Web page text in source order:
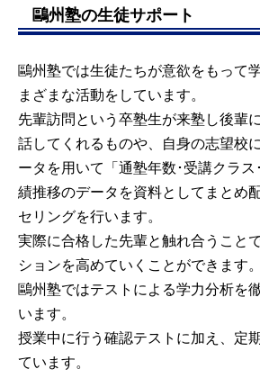
鷗州塾の生徒サポート
鷗州塾では生徒たちが意欲をもって
まざまな活動をしています。
先輩訪問という卒塾生が来塾し後輩
話してくれるものや、自身の志望校
ータを用いて「通塾年数･受講クラ
績推移のデータを資料としてまとめ
セリングを行います。
実際に合格した先輩と触れ合うこと
ションを高めていくことができます。
鷗州塾ではテストによる学力分析を
います。
授業中に行う確認テストに加え、定
ています。